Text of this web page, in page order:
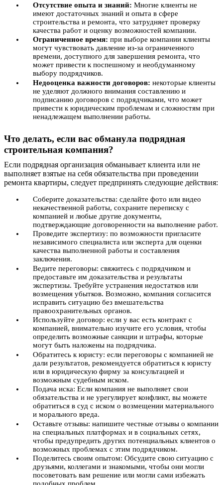
Отсутствие опыта и знаний: Многие клиенты не
имеют достаточных знаний и опыта в сфере
строительства и ремонта, что затрудняет проверку
качества работ и оценку возможностей компании.
Ограниченное время: при выборе компании клиенты
могут чувствовать давление из-за ограниченного
времени, доступного для завершения ремонта, что
может привести к поспешному и необдуманному
выбору подрядчиков.
Недооценка важности договоров: некоторые клиенты
не уделяют должного внимания составлению и
подписанию договоров с подрядчиками, что может
привести к юридическим проблемам и сложностям при
ненадлежащем выполнении работы.
Что делать, если вас обманула подрядная
строительная компания?
Если подрядная организация обманывает клиента или не
выполняет взятые на себя обязательства при проведении
ремонта квартиры, следует предпринять следующие действия:
Соберите доказательства: сделайте фото или видео
некачественной работы, сохраните переписку с
компанией и любые другие документы,
подтверждающие договоренности на выполнение работ.
Проведите экспертизу: по возможности пригласите
независимого специалиста или эксперта для оценки
качества выполненной работы и составления
заключения.
Ведите переговоры: свяжитесь с подрядчиком и
предоставьте им доказательства и результаты
экспертизы. Требуйте устранения недостатков или
возмещения убытков. Возможно, компания согласится
исправить ситуацию без вмешательства
правоохранительных органов.
Используйте договор: если у вас есть контракт с
компанией, внимательно изучите его условия, чтобы
определить возможные санкции и штрафы, которые
могут быть наложены на подрядчика.
Обратитесь к юристу: если переговоры с компанией не
дали результатов, рекомендуется обратиться к юристу
или в юридическую фирму за консультацией и
возможным судебным иском.
Подача иска: Если компания не выполняет свои
обязательства и не урегулирует конфликт, вы можете
обратиться в суд с иском о возмещении материального
и морального вреда.
Оставьте отзывы: напишите честные отзывы о компании
на специальных платформах и в социальных сетях,
чтобы предупредить других потенциальных клиентов о
возможных проблемах с этим подрядчиком.
Поделитесь своим опытом: Обсудите свою ситуацию с
друзьями, коллегами и знакомыми, чтобы они могли
посоветовать вам решение или могли сами избежать